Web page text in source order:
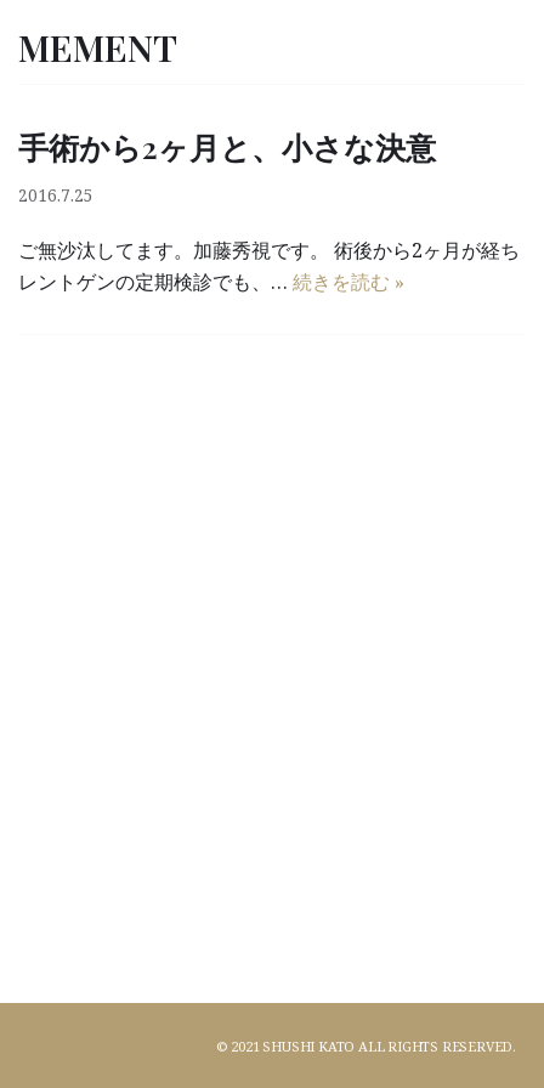
コ
テ
ン
ツ
ス
キ
MEMENT
手術から2ヶ月と、小さな決意
2016.7.25
ご無沙汰してます。加藤秀視です。 術後から2ヶ月が経ち
レントゲンの定期検診でも、… 続きを読む »
© 2021 SHUSHI KATO ALL RIGHTS RESERVED.